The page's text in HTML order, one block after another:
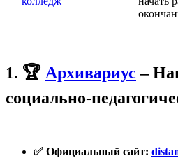
1. 🏆 Архивариус –
социально-
✅ Официальный сайт: